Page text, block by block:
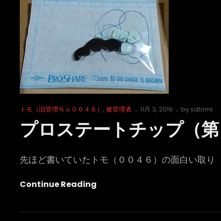
Cat
トモ（旧管理Ｎｏ００４６） , 被管理者
Posted
11月 3, 2019 by satomi
プロステートチップ（
先ほど書いていたトモ（００４６）の面白い取り
Continue Reading
ス